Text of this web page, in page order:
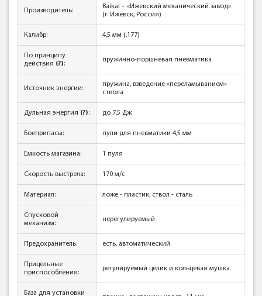
Производитель:
Baikal – «Ижевский механический завод»
(г. Ижевск, Россия)
Калибр: 4,5 мм (.177)
По принципу
действия (?):
пружинно-поршневая пневматика
Источник энергии:
пружина, взведение «переламыванием»
ствола
Дульная энергия (?): до 7,5 Дж
Боеприпасы: пули для пневматики 4,5 мм
Емкость магазина: 1 пуля
Скорость выстрела: 170 м/с
Материал: ложе - пластик; ствол - сталь
Спусковой
механизм:
нерегулируемый
Предохранитель: есть, автоматический
Прицельные
приспособления:
регулируемый целик и кольцевая мушка
База для установки